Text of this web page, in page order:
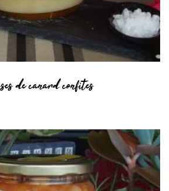
de canard confites